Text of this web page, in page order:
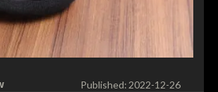
Published: 2022-12-26